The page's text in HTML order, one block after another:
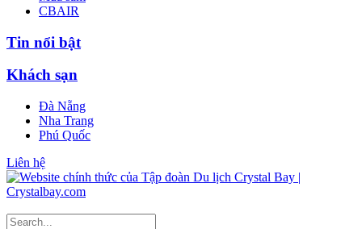
CBAIR
Tin nổi bật
Khách sạn
Đà Nẵng
Nha Trang
Phú Quốc
Liên hệ